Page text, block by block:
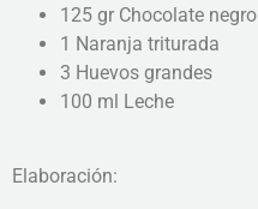
125 gr Chocolate negro
1 Naranja triturada
3 Huevos grandes
100 ml Leche
Elaboración: